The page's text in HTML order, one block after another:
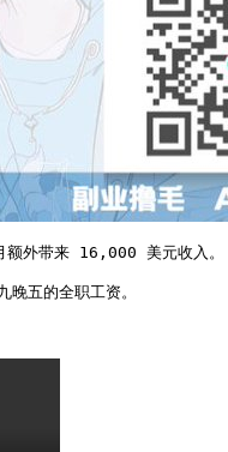
额外带来 16,000 美元收入。
晚五的全职工资。